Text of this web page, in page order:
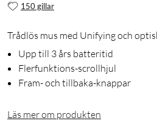
150 gillar
Trådlös mus med Unifying och
Upp till 3 års batteritid
Flerfunktions-scrollhjul
Fram- och tillbaka-knappar
Läs mer om produkten